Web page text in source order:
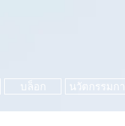
บล็อก นวัตกรรมก